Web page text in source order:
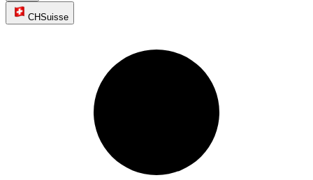
CHSuisse